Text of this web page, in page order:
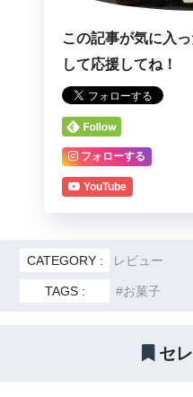
この記事が気に入
して応援してね！
フォローする
YouTube
CATEGORY : レビュー
TAGS : お菓子
セ